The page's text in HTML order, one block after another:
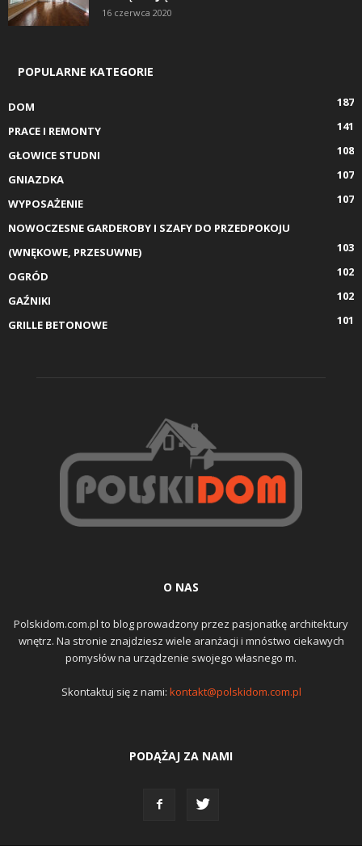
16 czerwca 2020
POPULARNE KATEGORIE
DOM
187
PRACE I REMONTY
141
GŁOWICE STUDNI
108
GNIAZDKA
107
WYPOSAŻENIE
107
NOWOCZESNE GARDEROBY I SZAFY DO PRZEDPOKOJU
(WNĘKOWE, PRZESUWNE)
103
OGRÓD
102
GAŹNIKI
102
GRILLE BETONOWE
101
O NAS
Polskidom.com.pl to blog prowadzony przez pasjonatkę architektury
wnętrz. Na stronie znajdziesz wiele aranżacji i mnóstwo ciekawych
pomysłów na urządzenie swojego własnego m.
Skontaktuj się z nami: kontakt@polskidom.com.pl
PODĄŻAJ ZA NAMI